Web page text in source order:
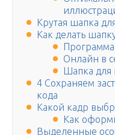
Крутая шапка
Как делать
Онлайн в
Шапка для
4 Сохраняем
кода
Какой кадр
Как
Выделенные